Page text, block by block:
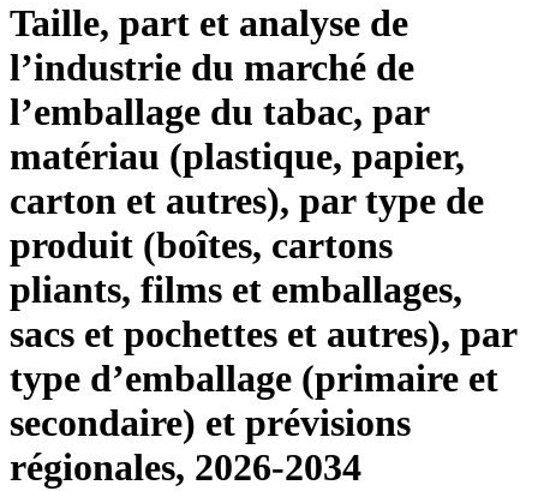
Taille, part et analyse de
l’industrie du marché de
l’emballage du tabac, par
matériau (plastique, papier,
carton et autres), par type de
produit (boîtes, cartons
pliants, films et emballages,
sacs et pochettes et autres), par
type d’emballage (primaire et
secondaire) et prévisions
régionales, 2026-2034